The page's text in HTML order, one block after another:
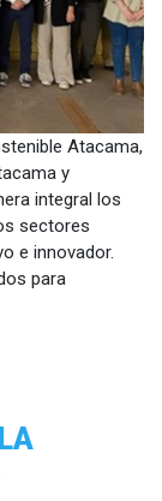
Atacama,
y
integral los
sectores
e innovador.
para